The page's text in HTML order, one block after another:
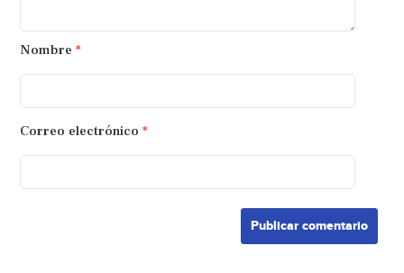
Nombre *
Correo electrónico *